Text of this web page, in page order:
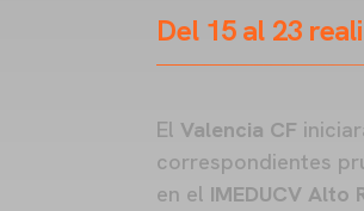
Del 15 al 23
El Valencia CF
correspondientes
en el IMEDUCV Alto